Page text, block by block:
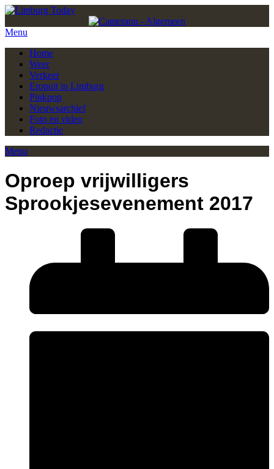
Menu
Home
Weer
Verkeer
Eropuit in Limburg
Pinkpop
Nieuwsarchief
Foto en video
Redactie
Menu
Oproep vrijwilligers
Sprookjesevenement 2017